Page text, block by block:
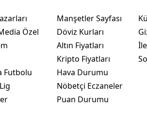
Özel
Futbolu
Manşetler Sayfası
Döviz Kurları
Altın Fiyatları
Kripto Fiyatları
Hava Durumu
Nöbetçi Eczaneler
Puan Durumu